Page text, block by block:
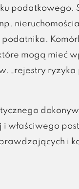
podatkowego.
mogą mieć
„rejestry ryzyka
właściwego
i